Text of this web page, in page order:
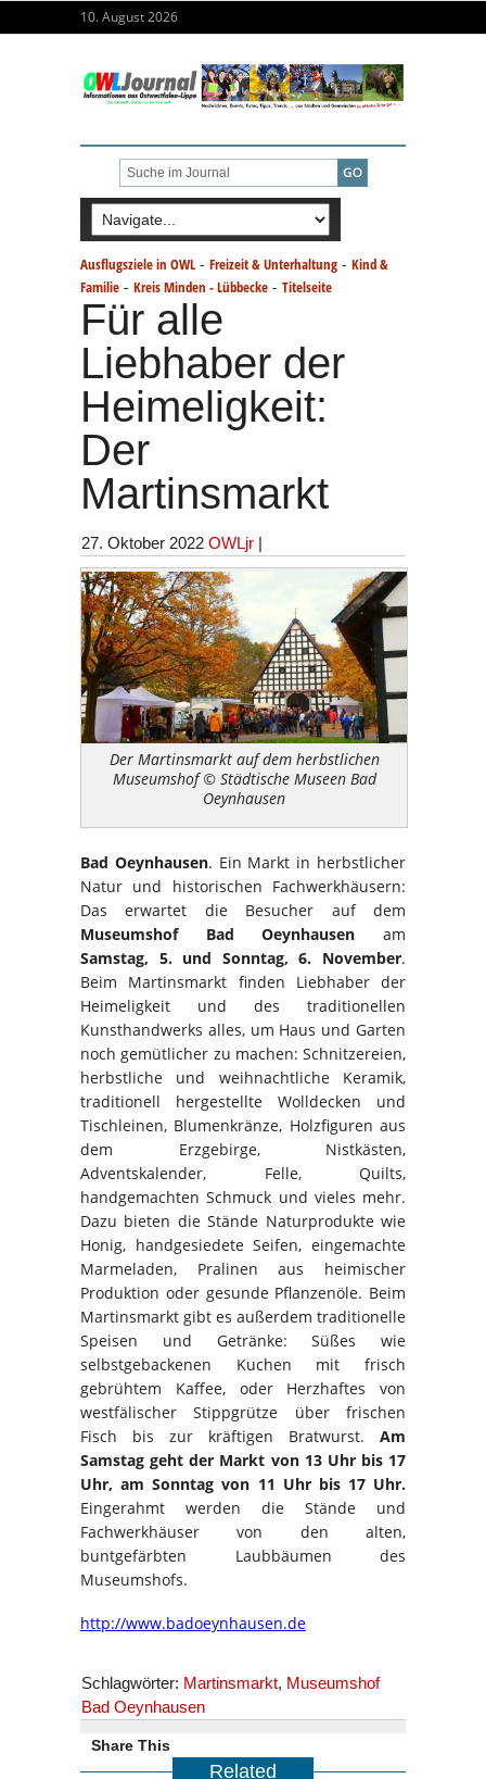
10. August 2026
Ausflugsziele in OWL - Freizeit & Unterhaltung - Kind &
Familie - Kreis Minden - Lübbecke - Titelseite
Für alle
Liebhaber der
Heimeligkeit:
Der
Martinsmarkt
27. Oktober 2022 OWLjr |
Der Martinsmarkt auf dem herbstlichen
Museumshof © Städtische Museen Bad
Oeynhausen
Bad Oeynhausen. Ein Markt in herbstlicher
Natur und historischen Fachwerkhäusern:
Das erwartet die Besucher auf dem
Museumshof Bad Oeynhausen am
Samstag, 5. und Sonntag, 6. November.
Beim Martinsmarkt finden Liebhaber der
Heimeligkeit und des traditionellen
Kunsthandwerks alles, um Haus und Garten
noch gemütlicher zu machen: Schnitzereien,
herbstliche und weihnachtliche Keramik,
traditionell hergestellte Wolldecken und
Tischleinen, Blumenkränze, Holzfiguren aus
dem Erzgebirge, Nistkästen,
Adventskalender, Felle, Quilts,
handgemachten Schmuck und vieles mehr.
Dazu bieten die Stände Naturprodukte wie
Honig, handgesiedete Seifen, eingemachte
Marmeladen, Pralinen aus heimischer
Produktion oder gesunde Pflanzenöle. Beim
Martinsmarkt gibt es außerdem traditionelle
Speisen und Getränke: Süßes wie
selbstgebackenen Kuchen mit frisch
gebrühtem Kaffee, oder Herzhaftes von
westfälischer Stippgrütze über frischen
Fisch bis zur kräftigen Bratwurst. Am
Samstag geht der Markt von 13 Uhr bis 17
Uhr, am Sonntag von 11 Uhr bis 17 Uhr.
Eingerahmt werden die Stände und
Fachwerkhäuser von den alten,
buntgefärbten Laubbäumen des
Museumshofs.
http://www.badoeynhausen.de
Schlagwörter: Martinsmarkt, Museumshof
Bad Oeynhausen
Share This
Related